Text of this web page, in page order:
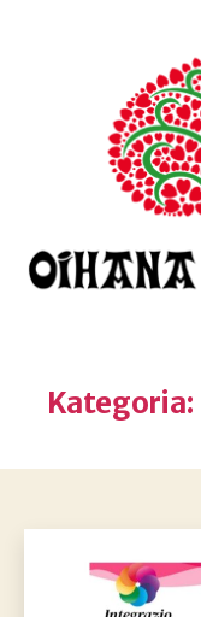
Kategoria: